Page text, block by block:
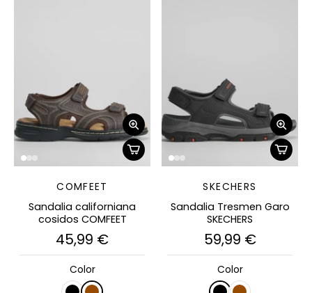
COMFEET
Sandalia californiana
cosidos COMFEET
45,99 €
Color
SKECHERS
Sandalia Tresmen Garo
SKECHERS
59,99 €
Color